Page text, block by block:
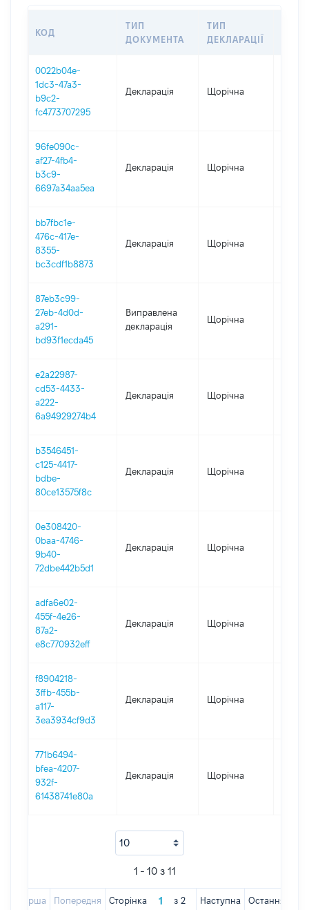
КОД
ТИП
ДОКУМЕНТА
ТИП
ДЕКЛАРАЦІЇ
0022b04e-
1dc3-47a3-
b9c2-
fc4773707295
Декларація Щорічна
96fe090c-
af27-4fb4-
b3c9-
6697a34aa5ea
Декларація Щорічна
bb7fbc1e-
476c-417e-
8355-
bc3cdf1b8873
Декларація Щорічна
87eb3c99-
27eb-4d0d-
a291-
bd93f1ecda45
Виправлена
декларація
Щорічна
e2a22987-
cd53-4433-
a222-
6a94929274b4
Декларація Щорічна
b3546451-
c125-4417-
bdbe-
80ce13575f8c
Декларація Щорічна
0e308420-
0baa-4746-
9b40-
72dbe442b5d1
Декларація Щорічна
adfa6e02-
455f-4e26-
87a2-
e8c770932eff
Декларація Щорічна
f8904218-
3ffb-455b-
a117-
3ea3934cf9d3
Декларація Щорічна
771b6494-
bfea-4207-
932f-
61438741e80a
Декларація Щорічна
1 - 10 з 11
Перша Попередня Сторінка з 2 Наступна Остання